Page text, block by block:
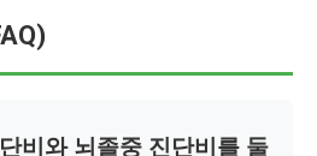
비와 뇌졸중 진단비를 둘